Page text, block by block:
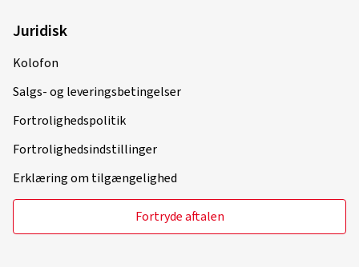
Juridisk
Kolofon
Salgs- og leveringsbetingelser
Fortrolighedspolitik
Fortrolighedsindstillinger
Erklæring om tilgængelighed
Fortryde aftalen